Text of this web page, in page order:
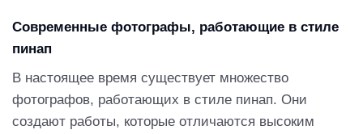
Современные фотографы, работающие в стиле
пинап
В настоящее время существует множество
фотографов, работающих в стиле пинап. Они
создают работы, которые отличаются высоким